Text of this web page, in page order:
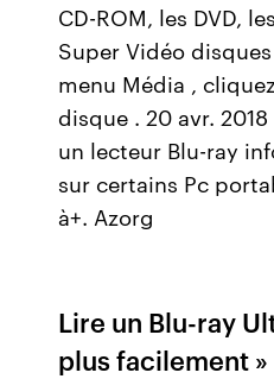
CD-ROM, les DVD,
Super Vidéo
menu Média ,
disque . 20 avr.
un lecteur Blu-ray
sur certains Pc
à+. Azorg
Lire un Blu-ray
plus facilement »